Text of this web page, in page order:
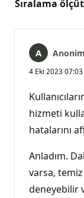
Sıralama
Anonim
4 Eki 2023 07:03
hizmeti
hatalarını
Anladım.
varsa,
deneyebilir